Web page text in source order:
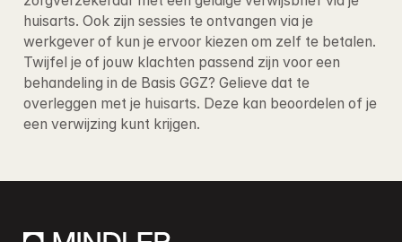
huisarts. Ook zijn sessies te ontvangen via je
werkgever of kun je ervoor kiezen om zelf te betalen.
Twijfel je of jouw klachten passend zijn voor een
behandeling in de Basis GGZ? Gelieve dat te
overleggen met je huisarts. Deze kan beoordelen of je
een verwijzing kunt krijgen.